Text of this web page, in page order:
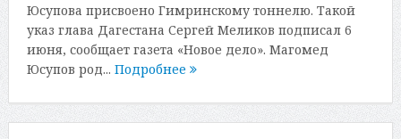
Юсупова присвоено Гимринскому тоннелю. Такой
указ глава Дагестана Сергей Меликов подписал 6
июня, сообщает газета «Новое дело». Магомед
Юсупов род... Подробнее